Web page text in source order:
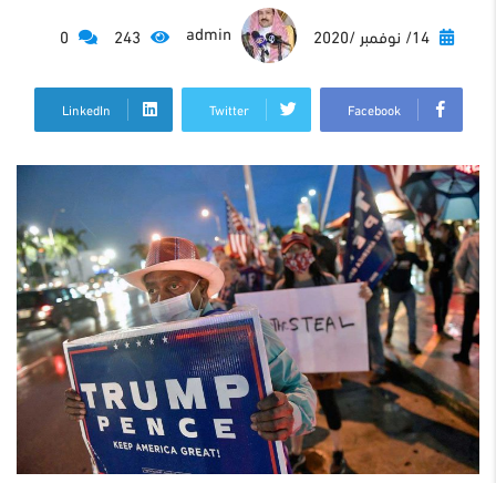
14/ نوفمبر /2020
Facebook
Twitter
LinkedIn